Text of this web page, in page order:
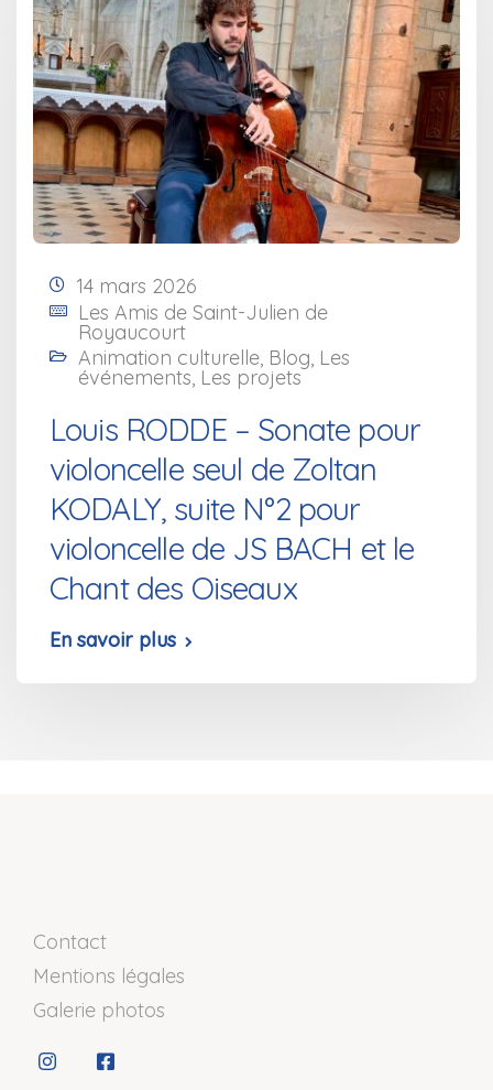
14 mars 2026
Les Amis de Saint-Julien de
Royaucourt
Animation culturelle, Blog, Les
événements, Les projets
Louis RODDE – Sonate pour
violoncelle seul de Zoltan
KODALY, suite N°2 pour
violoncelle de JS BACH et le
Chant des Oiseaux
En savoir plus
Contact
Mentions légales
Galerie photos